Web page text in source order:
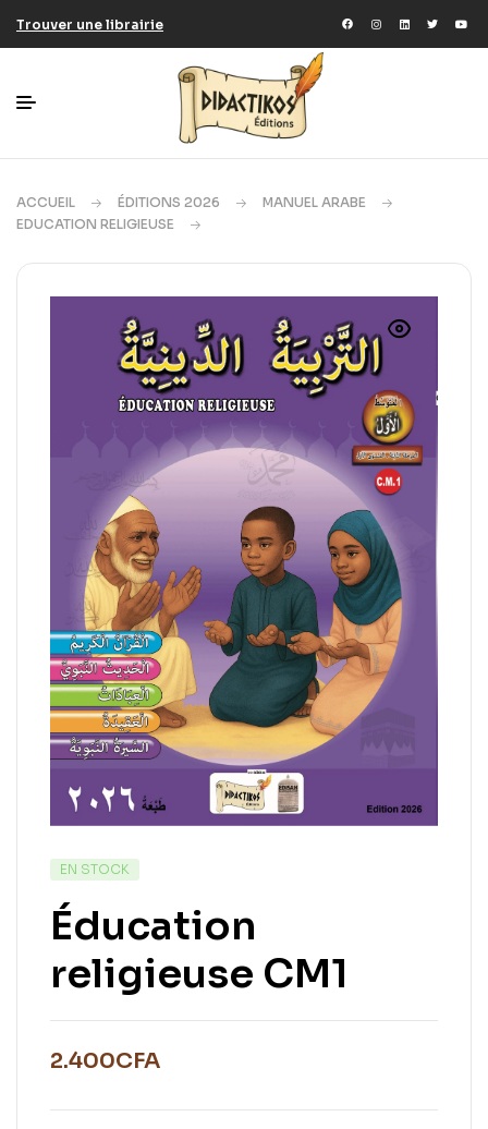
Trouver une librairie
ACCUEIL ÉDITIONS 2026
MANUEL ARABE
EDUCATION RELIGIEUSE
EN STOCK
Éducation
religieuse CM1
2.400CFA